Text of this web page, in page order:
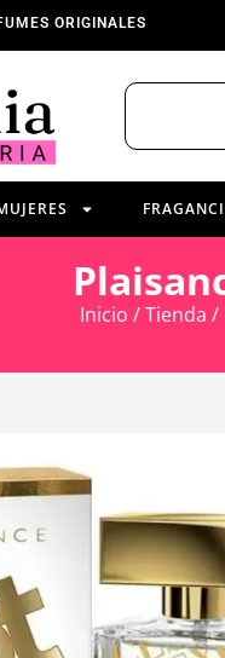
ORIGINALES
Inicio /Tienda /